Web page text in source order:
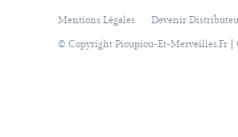
Mentions Légales Devenir
© Copyright Pioupiou-Et-Merveilles.fr